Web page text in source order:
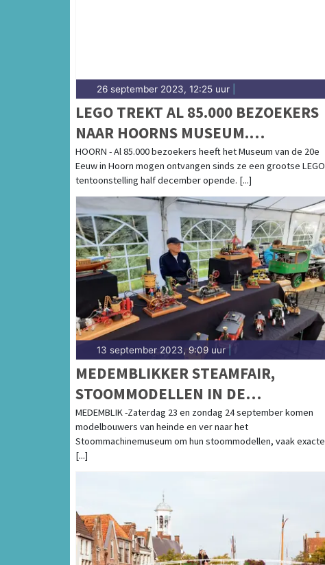
26 september 2023, 12:25 uur
LEGO TREKT AL 85.000 BEZOEKERS
NAAR HOORNS MUSEUM.
SUCCESVOLLE EXPOSITIE WORDT
VERLENGD
HOORN - Al 85.000 bezoekers heeft het Museum van de 20e
Eeuw in Hoorn mogen ontvangen sinds ze een grootse LEGO
tentoonstelling half december opende. [...]
13 september 2023, 9:09 uur |
MEDEMBLIKKER STEAMFAIR,
STOOMMODELLEN IN DE
SPOTLIGHTS
MEDEMBLIK -Zaterdag 23 en zondag 24 september komen
modelbouwers van heinde en ver naar het
Stoommachinemuseum om hun stoommodellen, vaak exacte
[...]